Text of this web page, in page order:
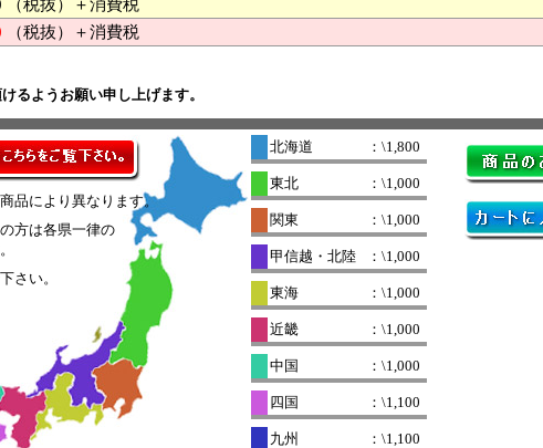
（税抜）＋消費税
（税抜）＋消費税
るようお願い申し上げます。
品により異なります。
方は各県一律の
さい。
北海道 ：\1,800
東北 ：\1,000
関東 ：\1,000
甲信越・北陸 ：\1,000
東海 ：\1,000
近畿 ：\1,000
中国 ：\1,000
四国 ：\1,100
九州 ：\1,100